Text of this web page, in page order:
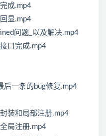
成.mp4
显.mp4
问题_以及解决.mp4
口完成.mp4
后一条的bug修复.mp4
装和局部注册.mp4
局注册.mp4